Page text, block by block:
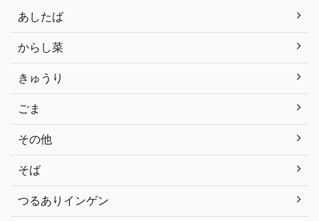
あしたば
からし菜
きゅうり
ごま
その他
そば
つるありインゲン